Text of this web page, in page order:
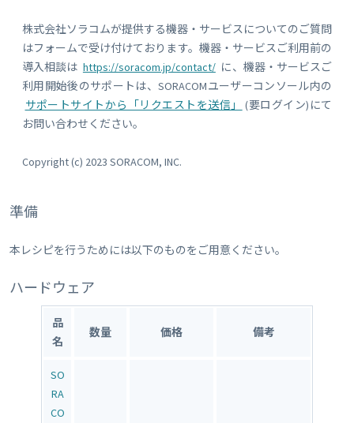
株式会社ソラコムが提供する機器・サービスについてのご質問
はフォームで受け付けております。機器・サービスご利用前の
導入相談は https://soracom.jp/contact/ に、機器・サービスご
利用開始後のサポートは、SORACOMユーザーコンソール内の
サポートサイトから「リクエストを送信」
(要ログイン)にて
お問い合わせください。
Copyright (c) 2023 SORACOM, INC.
準備
本レシピを行うためには以下のものをご用意ください。
ハードウェア
品
名
数量 価格 備考
SO
RA
CO